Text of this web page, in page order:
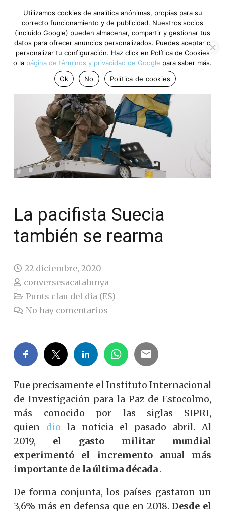
La pacifista Suecia
también se rearma
22 diciembre, 2020
conversesacatalunya
Punts clau del dia (ES)
No hay comentarios
Fue precisamente el Instituto Internacional
de Investigación para la Paz de Estocolmo,
más conocido por las siglas SIPRI,
quien dio la noticia el pasado abril. Al
2019, el gasto militar mundial
experimentó el incremento anual más
importante de la última década .
De forma conjunta, los países gastaron un
3,6% más en defensa que en 2018.Desde el
Utilizamos cookies de analítica anónimas, propias para su
correcto funcionamiento y de publicidad. Nuestros socios
(incluido Google) pueden almacenar, compartir y gestionar tus
datos para ofrecer anuncios personalizados. Puedes aceptar o
personalizar tu configuración. Haz click en Política de Cookies
o la página de términos y privacidad de Google para saber más.
Ok
No Política de cookies